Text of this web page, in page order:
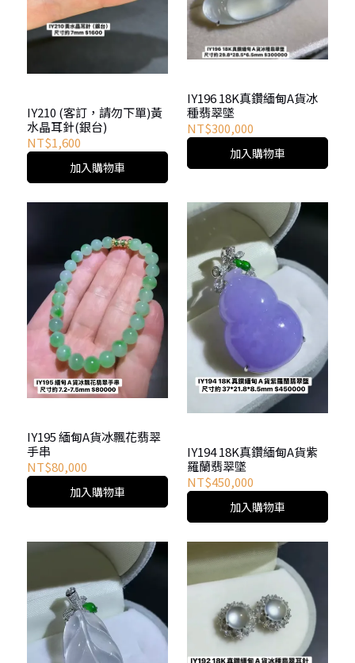
IY210 (客訂，請勿下單)黃
水晶耳針(銀台)
NT$1,600
加入購物車
IY196 18K真鑽緬甸A貨冰
種翡翠墜
NT$300,000
加入購物車
IY195 緬甸A貨冰飄花翡翠
手串
NT$80,000
加入購物車
IY194 18K真鑽緬甸A貨紫
羅蘭翡翠墜
NT$450,000
加入購物車